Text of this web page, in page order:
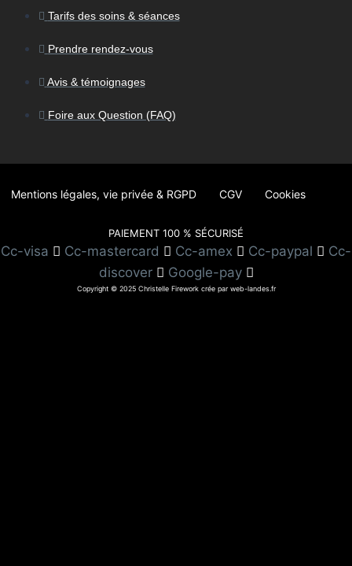
Tarifs des soins & séances
Prendre rendez-vous
Avis & témoignages
Foire aux Question (FAQ)
Mentions légales, vie privée & RGPD CGV Cookies
PAIEMENT 100 % SÉCURISÉ
Cc-visa Cc-mastercard Cc-amex Cc-paypal
Cc-
discover
Google-pay
Copyright © 2025 Christelle Firework crée par web-landes.fr